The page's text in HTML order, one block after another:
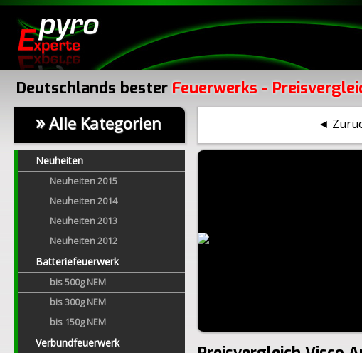
Deutschlands bester Feuerwerks -
»Alle Kategorien
Neuheiten
Neuheiten 2015
Neuheiten 2014
Neuheiten 2013
Neuheiten 2012
Batteriefeuerwerk
bis 500g NEM
bis 300g NEM
bis 150g NEM
Verbundfeuerwerk
◄